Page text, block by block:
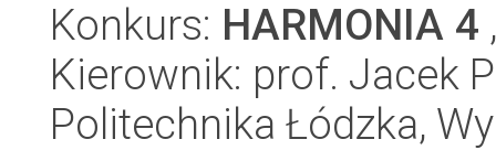
Konkurs: HARMONIA 4
Kierownik: prof. Jacek
Politechnika Łódzka,